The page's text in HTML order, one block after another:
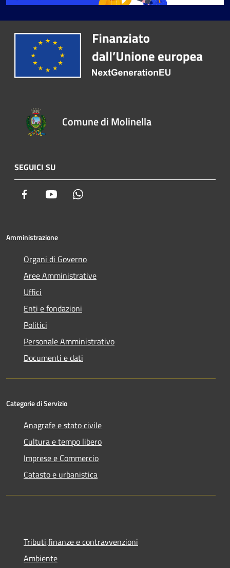
Comune di Molinella
SEGUICI SU
Facebook Youtube
Amministrazione
Organi di Governo
Aree Amministrative
Uffici
Enti e fondazioni
Politici
Personale Amministrativo
Documenti e dati
Categorie di Servizio
Anagrafe e stato civile
Cultura e tempo libero
Imprese e Commercio
Catasto e urbanistica
Tributi,finanze e contravvenzioni
Ambiente